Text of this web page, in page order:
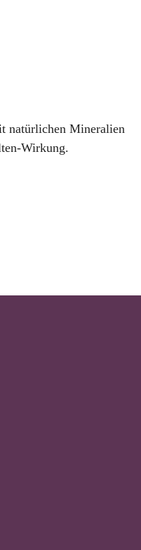
natürlichen Mineralien
Wirkung.